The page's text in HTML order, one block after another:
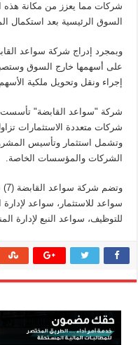
شركات مما يعزز من مكانة هذه
السوق الرئيسية بعد استكمال
وبمجرد إدراج شركة سواعد
على أسهمها خارج السوق
إجراء ونقل وتحويل ملكية
شركات متعددة الاستثمارات
وتشمل استثمار وتأسيس
الشركات والمؤسسات الخاصة.
سواعد للاستثمار، سواعد
للتوظيف، سواعد النبع لإدارة